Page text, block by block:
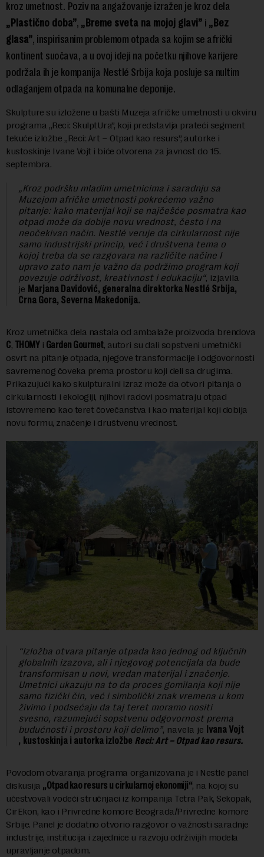
kroz umetnost. Poziv na angažovanje izražen je kroz dela
„ Plastično doba”, „ Breme sveta na mojoj glavi” i „ Bez
glasa”, inspirisanim problemom otpada sa kojim se afrički
kontinent suočava, a u ovoj ideji na početku njihove karijere
podržala ih je kompanija Nestlé Srbija koja posluje sa nultim
odlaganjem otpada na komunalne deponije.
Skulpture su izložene u bašti Muzeja afričke umetnosti u okviru
programa „Reci: SkulptUra”, koji predstavlja prateći segment
tekuće izložbe „Reci: Art – Otpad kao resurs”, autorke i
kustoskinje Ivane Vojt i biće otvorena za javnost do 15.
septembra.
„Kroz podršku mladim umetnicima i saradnju sa
Muzejom afričke umetnosti pokrećemo važno
pitanje: kako materijal koji se najčešće posmatra kao
otpad može da dobije novu vrednost, često i na
neočekivan način. Nestlé veruje da cirkularnost nije
samo industrijski princip, već i društvena tema o
kojoj treba da se razgovara na različite načine I
upravo zato nam je važno da podržimo program koji
povezuje održivost, kreativnost i edukaciju“, izjavila
je Marjana Davidović, generalna direktorka Nestlé Srbija,
Crna Gora, Severna Makedonija.
Kroz umetnička dela nastala od ambalaže proizvoda brendova
C, THOMYi Garden Gourmet, autori su dali sopstveni umetnički
osvrt na pitanje otpada, njegove transformacije i odgovornosti
savremenog čoveka prema prostoru koji deli sa drugima.
Prikazujući kako skulpturalni izraz može da otvori pitanja o
cirkularnosti i ekologiji, njihovi radovi posmatraju otpad
istovremeno kao teret čovečanstva i kao materijal koji dobija
novu formu, značenje i društvenu vrednost.
“Izložba otvara pitanje otpada kao jednog od ključnih
globalnih izazova, ali i njegovog potencijala da bude
transformisan u novi, vredan materijal i značenje.
Umetnici ukazuju na to da proces gomilanja koji nije
samo fizički čin, već i simbolički znak vremena u kom
živimo i podsećaju da taj teret moramo nositi
svesno, razumejući sopstvenu odgovornost prema
budućnosti i prostoru koji delimo”, navela je Ivana Vojt
, kustoskinja i autorka izložbe Reci: Art – Otpad kao resurs.
Povodom otvaranja programa organizovana je i Nestlé panel
diskusija „Otpad kao resurs u cirkularnoj ekonomiji“, na kojoj su
učestvovali vodeći stručnjaci iz kompanija Tetra Pak, Sekopak,
CirEkon, kao i Privredne komore Beograda/Privredne komore
Srbije. Panel je dodatno otvorio razgovor o važnosti saradnje
industrije, institucija i zajednice u razvoju održivijih modela
upravljanje otpadom.